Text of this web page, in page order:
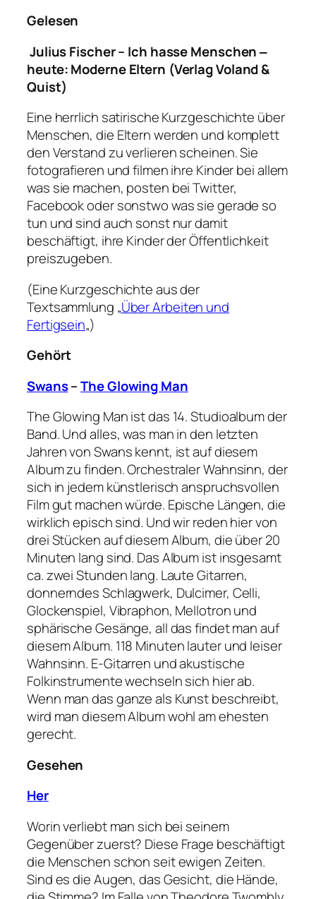
Gelesen
Julius Fischer – Ich hasse Menschen ‒
heute: Moderne Eltern (Verlag Voland &
Quist)
Eine herrlich satirische Kurzgeschichte über
Menschen, die Eltern werden und komplett
den Verstand zu verlieren scheinen. Sie
fotografieren und filmen ihre Kinder bei allem
was sie machen, posten bei Twitter,
Facebook oder sonstwo was sie gerade so
tun und sind auch sonst nur damit
beschäftigt, ihre Kinder der Öffentlichkeit
preiszugeben.
(Eine Kurzgeschichte aus der
Textsammlung „Über Arbeiten und
Fertigsein„)
Gehört
Swans–The Glowing Man
The Glowing Man ist das 14. Studioalbum der
Band. Und alles, was man in den letzten
Jahren von Swans kennt, ist auf diesem
Album zu finden. Orchestraler Wahnsinn, der
sich in jedem künstlerisch anspruchsvollen
Film gut machen würde. Epische Längen, die
wirklich episch sind. Und wir reden hier von
drei Stücken auf diesem Album, die über 20
Minuten lang sind. Das Album ist insgesamt
ca. zwei Stunden lang. Laute Gitarren,
donnerndes Schlagwerk, Dulcimer, Celli,
Glockenspiel, Vibraphon, Mellotron und
sphärische Gesänge, all das findet man auf
diesem Album. 118 Minuten lauter und leiser
Wahnsinn. E-Gitarren und akustische
Folkinstrumente wechseln sich hier ab.
Wenn man das ganze als Kunst beschreibt,
wird man diesem Album wohl am ehesten
gerecht.
Gesehen
Her
Worin verliebt man sich bei seinem
Gegenüber zuerst? Diese Frage beschäftigt
die Menschen schon seit ewigen Zeiten.
Sind es die Augen, das Gesicht, die Hände,